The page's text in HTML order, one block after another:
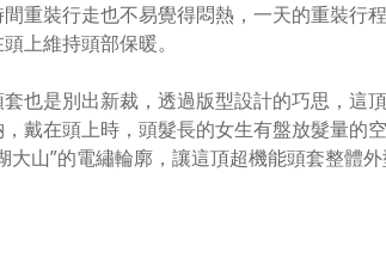
重裝行走也不易覺得悶熱，一天的重裝行
上維持頭部保暖。
也是別出新裁，透過版型設計的巧思，這
戴在頭上時，頭髮長的女生有盤放髮量的
大山”的電繡輪廓，讓這頂超機能頭套整體外